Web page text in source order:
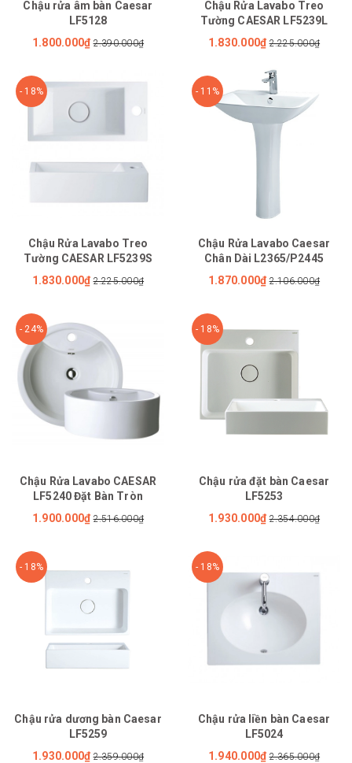
Chậu rửa âm bàn Caesar
LF5128
1.800.000₫ 2.390.000₫
Chậu Rửa Lavabo Treo
Tường CAESAR LF5239L
1.830.000₫ 2.225.000₫
- 18%
Chậu Rửa Lavabo Treo
Tường CAESAR LF5239S
1.830.000₫ 2.225.000₫
- 11%
Chậu Rửa Lavabo Caesar
Chân Dài L2365/P2445
1.870.000₫ 2.106.000₫
- 24%
Chậu Rửa Lavabo CAESAR
LF5240 Đặt Bàn Tròn
1.900.000₫ 2.516.000₫
- 18%
Chậu rửa đặt bàn Caesar
LF5253
1.930.000₫ 2.354.000₫
- 18%
Chậu rửa dương bàn Caesar
LF5259
1.930.000₫ 2.359.000₫
- 18%
Chậu rửa liền bàn Caesar
LF5024
1.940.000₫ 2.365.000₫